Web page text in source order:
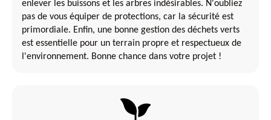
enlever les buissons et les arbres indésirables. N'oubliez
pas de vous équiper de protections, car la sécurité est
primordiale. Enfin, une bonne gestion des déchets verts
est essentielle pour un terrain propre et respectueux de
l'environnement. Bonne chance dans votre projet !